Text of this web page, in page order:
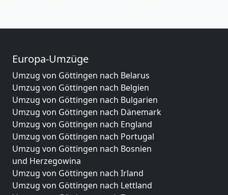
Europa-Umzüge
Umzug von Göttingen nach Belarus
Umzug von Göttingen nach Belgien
Umzug von Göttingen nach Bulgarien
Umzug von Göttingen nach Dänemark
Umzug von Göttingen nach England
Umzug von Göttingen nach Portugal
Umzug von Göttingen nach Bosnien
und Herzegowina
Umzug von Göttingen nach Irland
Umzug von Göttingen nach Lettland